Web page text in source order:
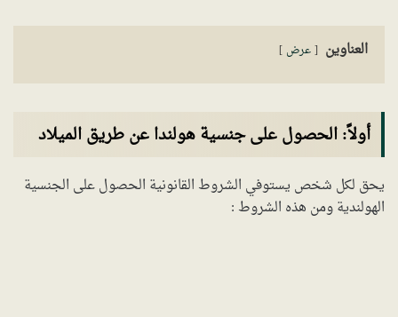
العناوين عرض
أولاً: الحصول على جنسية هولندا عن طريق الميلاد
يحق لكل شخص يستوفي الشروط القانونية الحصول على الجنسية
الهولندية ومن هذه الشروط :